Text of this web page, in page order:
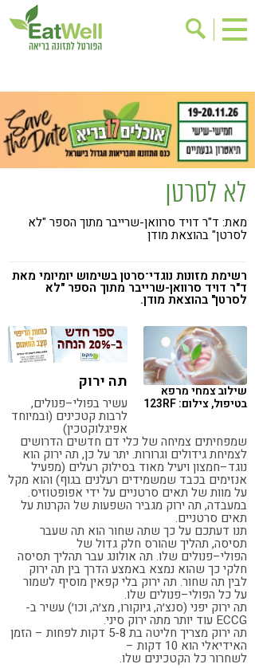
בישול בריא
אינדקס עסקים
ריפוי ומניעת מחלות
בריאות האישה
תוספי תזונה
מתכוני בריאות
אירועים
גישות בתזונה
דיאטה
ניקוי רעלים
מזונות על
ילדים
תזונה וספורט
רגישות לגלוטן
טעים להכיר
קורונה
לא לסרטן
מאת: ד"ר דויד סרוואן-שרייבר מתוך הספר "לא
לסרטן" בהוצאת מודן
רשימת מזונות נוגדי־סרטן בשימוש יומיומי מאת
ד"ר דויד סרוואן-שרייבר מתוך הספר "לא
לסרטן" בהוצאת מודן.
שילוב צמחי מרפא
בטיפול, צילום: 123RF
תה ירוק
עשיר בפולי–פנולים,
לרבות קטכינים (ובמיוחד
אפיגלוקטכין)
שמפחיתים צמיחה של כלי דם חדשים הדרושים
לצמיחת גידולים וגרורות. יתר על כן, תה ירוק הוא
נוגד–חמצון ויעיל מאוד בסילוק רעלים (מפעיל
אנזימים בכבד שמשמידים רעלנים בגוף) והוא מקל
על מוות של תאים סרטניים על ידי אפופטוזיס.
במעבדה, תה ירוק מגביר השפעות של הקרנות על
תאים סרטניים.
תנו דעתכם על כך שתה שחור הוא תה שעבר
תסיסה, תהליך שהורס חלק גדול של
הפולי–פנולים שלו. תה אולונג עבר תהליך תסיסה
חלקי כך שהוא נמצא באמצע הדרך בין תה ירוק
לבין תה שחור. תה ירוק בלי קפאין מוסיף לשמור
על כל הפולי–פנולים שלו.
תה ירוק יפני (סנצ׳ה, גיוקורו, מצ׳ה, וכו׳) עשיר ב-
ECCG עוד יותר מתה ירוק סיני.
תה ירוק מצריך חליטה בת 5-8 דקות לפחות – הזמן
האידיאלי הוא 10 דקות –
לשחרור כל הקטכינים שלו.